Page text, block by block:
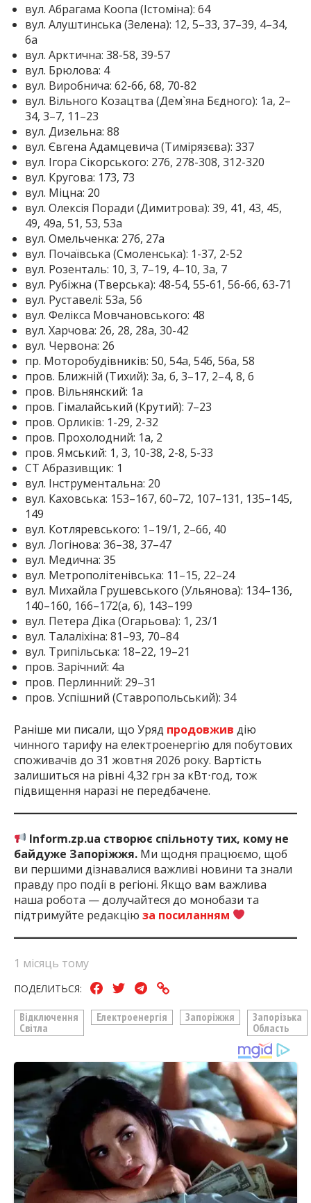
вул. Абрагама Коопа (Істоміна): 64
вул. Алуштинська (Зелена): 12, 5–33, 37–39, 4–34,
6а
вул. Арктична: 38-58, 39-57
вул. Брюлова: 4
вул. Виробнича: 62-66, 68, 70-82
вул. Вільного Козацтва (Дем`яна Бєдного): 1а, 2–
34, 3–7, 11–23
вул. Дизельна: 88
вул. Євгена Адамцевича (Тимірязєва): 337
вул. Ігора Сікорського: 276, 278-308, 312-320
вул. Кругова: 173, 73
вул. Міцна: 20
вул. Олексія Поради (Димитрова): 39, 41, 43, 45,
49, 49а, 51, 53, 53а
вул. Омельченка: 27б, 27а
вул. Почаївська (Смоленська): 1-37, 2-52
вул. Розенталь: 10, 3, 7–19, 4–10, 3а, 7
вул. Рубіжна (Тверська): 48-54, 55-61, 56-66, 63-71
вул. Руставелі: 53а, 56
вул. Фелікса Мовчановського: 48
вул. Харчова: 26, 28, 28а, 30-42
вул. Червона: 26
пр. Моторобудівників: 50, 54а, 54б, 56а, 58
пров. Ближній (Тихий): 3а, б, 3–17, 2–4, 8, 6
пров. Вільнянский: 1а
пров. Гімалайський (Крутий): 7–23
пров. Орликів: 1-29, 2-32
пров. Прохолодний: 1а, 2
пров. Ямський: 1, 3, 10-38, 2-8, 5-33
СТ Абразивщик: 1
вул. Інструментальна: 20
вул. Каховська: 153–167, 60–72, 107–131, 135–145,
149
вул. Котляревського: 1–19/1, 2–66, 40
вул. Логінова: 36–38, 37–47
вул. Медична: 35
вул. Метрополітенівська: 11–15, 22–24
вул. Михайла Грушевського (Ульянова): 134–136,
140–160, 166–172(а, б), 143–199
вул. Петера Діка (Огарьова): 1, 23/1
вул. Талаліхіна: 81–93, 70–84
вул. Трипільська: 18–22, 19–21
пров. Зарічний: 4а
пров. Перлинний: 29–31
пров. Успішний (Ставропольський): 34
Раніше ми писали, що Уряд продовжив дію
чинного тарифу на електроенергію для побутових
споживачів до 31 жовтня 2026 року. Вартість
залишиться на рівні 4,32 грн за кВт⋅год, тож
підвищення наразі не передбачене.
Inform.zp.ua створює спільноту тих, кому не
байдуже Запоріжжя. Ми щодня працюємо, щоб
ви першими дізнавалися важливі новини та знали
правду про події в регіоні. Якщо вам важлива
наша робота — долучайтеся до монобази та
підтримуйте редакцію за посиланням
1 місяць тому
ПОДЕЛИТЬСЯ:
Відключення
Світла
Електроенергія Запоріжжя
Запорізька
Область